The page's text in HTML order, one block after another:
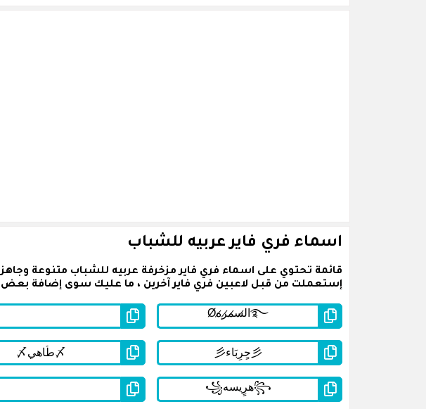
اسماء فري فاير عربيه للشباب
قائمة تحتوي على اسماء فري فاير مزخرفة عربيه للشباب متنوعة
إستعملت من قبل لاعبين فري فاير آخرين ، ما عليك سوى إضافة بعض